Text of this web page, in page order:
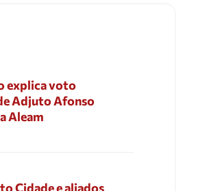
explica voto
Adjuto Afonso
Aleam
Cidade e aliados